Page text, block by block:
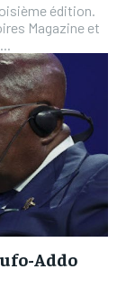
édition.
Magazine et
Addo